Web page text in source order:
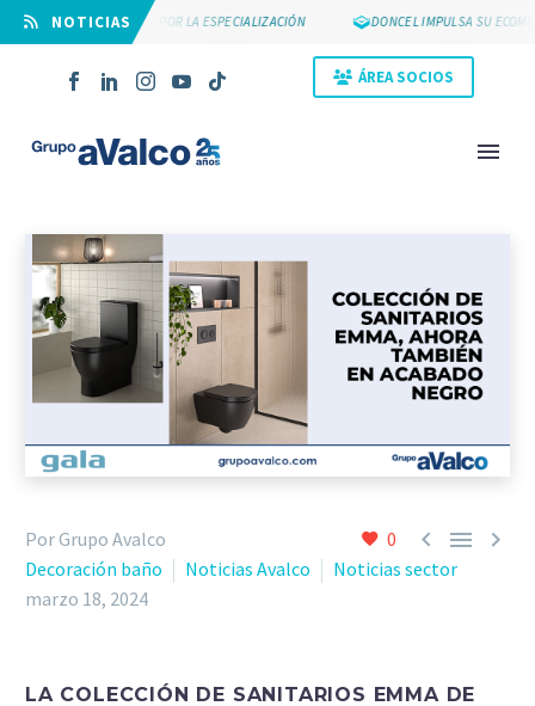
⠀NOTICIAS
SUYCAL 2000 APUESTA POR LA ESPECIALIZACIÓN DONCEL IMPULSA SU
ÁREA SOCIOS
0   
Por Grupo Avalco
Decoración baño
Noticias Avalco
Noticias sector
marzo 18, 2024
LA COLECCIÓN DE SANITARIOS EMMA DE